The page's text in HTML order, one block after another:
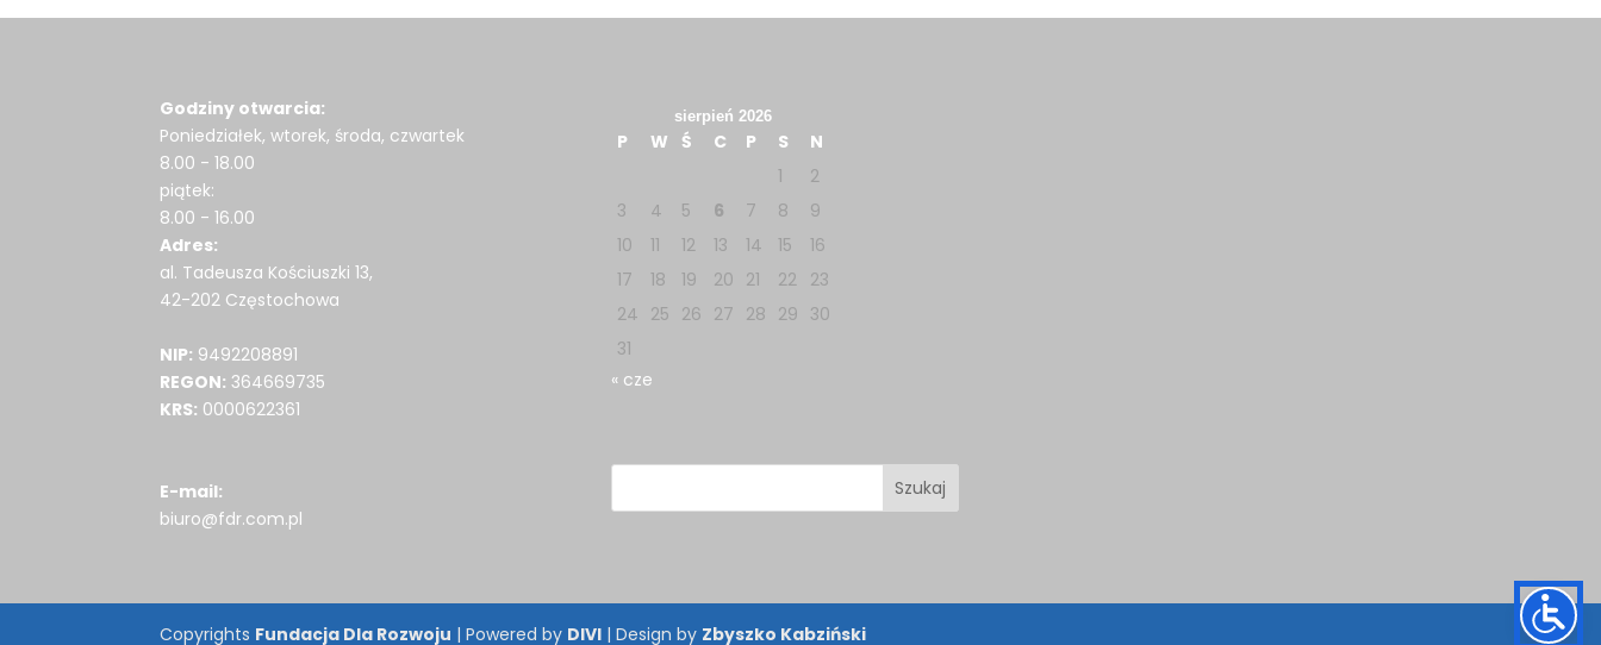
Godziny otwarcia:
Poniedziałek, wtorek, środa, czwartek
8.00 - 18.00
piątek:
8.00 - 16.00
Adres:
al. Tadeusza Kościuszki 13,
42-202 Częstochowa
NIP: 9492208891
REGON: 364669735
KRS: 0000622361
E-mail:
biuro@fdr.com.pl
sierpień 2026
P W Ś C P S
N
1
2
3
4 5 6 7 8
9
10
11 12 13 14 15
16
17
18 19 20 21 22
23
24 25 26 27 28 29 30
31
« cze
Copyrights Fundacja Dla Rozwoju | Powered by DIVI | Design by Zbyszko Kabziński